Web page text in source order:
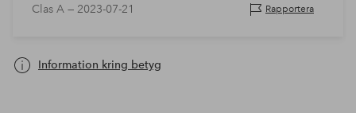
Clas A — 2023-07-21 Rapportera
Information kring betyg